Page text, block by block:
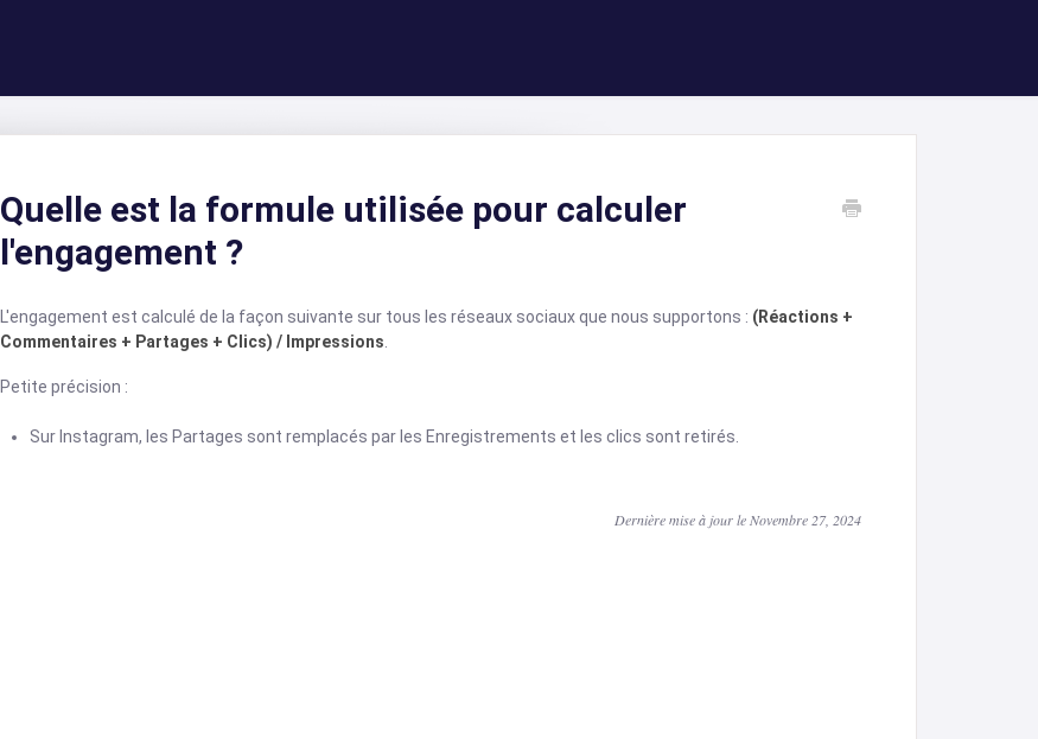
Quelle est la formule utilisée pour calculer
l'engagement ?
L'engagement est calculé de la façon suivante sur tous les réseaux sociaux que nous supportons : (Réactions +
Commentaires + Partages + Clics) / Impressions
Petite précision :
Sur Instagram, les Partages sont remplacés par les Enregistrements et les clics sont retirés.
Dernière mise à jour le Novembre 27, 2024